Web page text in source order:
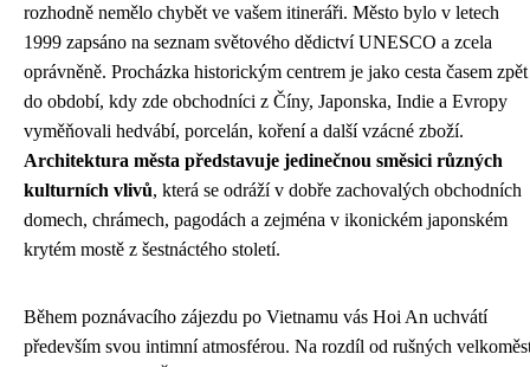
rozhodně nemělo chybět ve vašem itineráři. Město bylo v letech
1999 zapsáno na seznam světového dědictví UNESCO a zcela
oprávněně. Procházka historickým centrem je jako cesta časem zpět
do období, kdy zde obchodníci z Číny, Japonska, Indie a Evropy
vyměňovali hedvábí, porcelán, koření a další vzácné zboží.
Architektura města představuje jedinečnou směsici různých
kulturních vlivů, která se odráží v dobře zachovalých obchodních
domech, chrámech, pagodách a zejména v ikonickém japonském
krytém mostě z šestnáctého století.
Během poznávacího zájezdu po Vietnamu vás Hoi An uchvátí
především svou intimní atmosférou. Na rozdíl od rušných